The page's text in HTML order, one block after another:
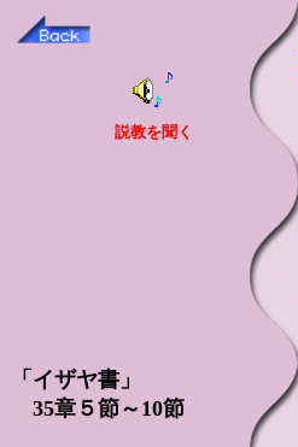
説教を聞く
「イザヤ書」
35章５節～10節